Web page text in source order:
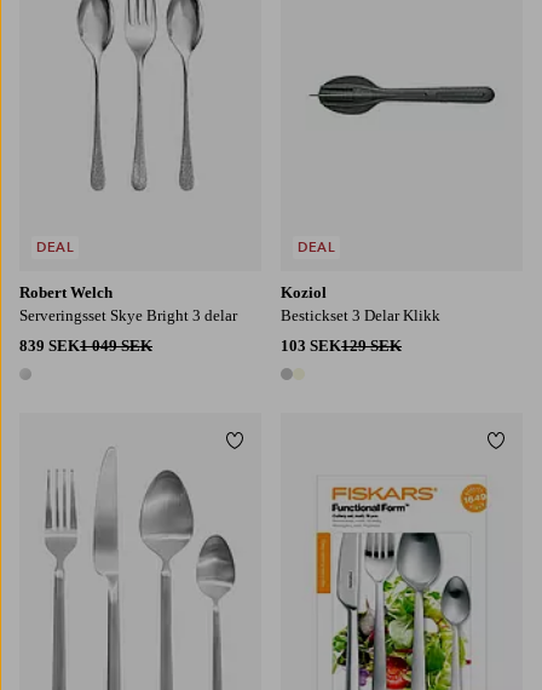
Robert Welch
Serveringsset Skye Bright 3 delar
839 SEK1 049 SEK
1 färg
DEAL
Koziol
Bestickset 3 Delar Klikk
103 SEK129 SEK
2 färger
DEAL
Lägg till i favoriter